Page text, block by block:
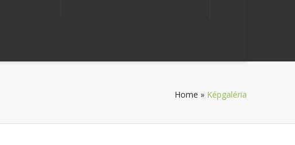
Home » Képgaléria